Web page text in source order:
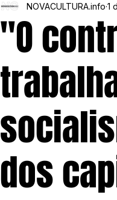
"O
dos
NOVACULTURA.info 1